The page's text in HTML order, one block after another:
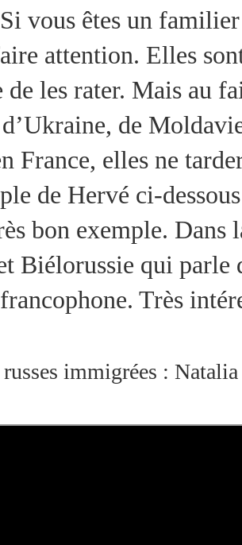
vous êtes un
attention. Elles
les rater. Mais au
de
France, elles ne
de Hervé ci-
bon exemple. Dans
Biélorussie qui parle
Très
russes immigrées :